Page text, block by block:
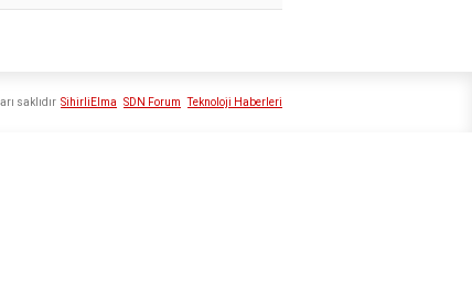
SihirliElma SDN Forum Teknoloji Haberleri
saklıdır